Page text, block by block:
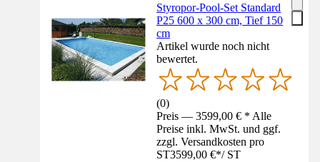
Styropor-Pool-Set Standard
P25 600 x 300 cm, Tief 150
cm
Artikel wurde noch nicht
bewertet.
(0)
Preis — 3599,00 € * Alle
Preise inkl. MwSt. und ggf.
zzgl. Versandkosten pro
ST3599,00 €*/ ST